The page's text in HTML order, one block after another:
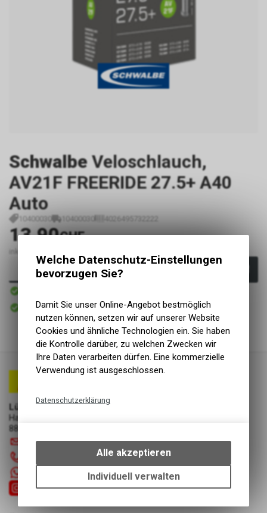
Schwalbe Veloschlauch,
AV21F FREERIDE 27.5+ A40
Auto
10400030 10400030 4026495732222
13.90CHF
inkl. MwSt., zzgl.
In den Warenkorb
Sofort abholbar
Abholung Lüscher Motor- & Bike World
Lüscher Motor- & Bike World
Hauptstrasse 29a
8867 Niederurnen
info@luscherag.ch
Welche Datenschutz-Einstellungen
bevorzugen Sie?
Damit Sie unser Online-Angebot bestmöglich
nutzen können, setzen wir auf unserer Website
Cookies und ähnliche Technologien ein. Sie haben
die Kontrolle darüber, zu welchen Zwecken wir
Ihre Daten verarbeiten dürfen. Eine kommerzielle
Verwendung ist ausgeschlossen.
Datenschutzerklärung
bestimmte Interaktionen und
Einstellungen auf Ihrem Gerät,
um die grundlegenden
Funktionen unseres Online-
Alle akzeptieren
Individuell verwalten